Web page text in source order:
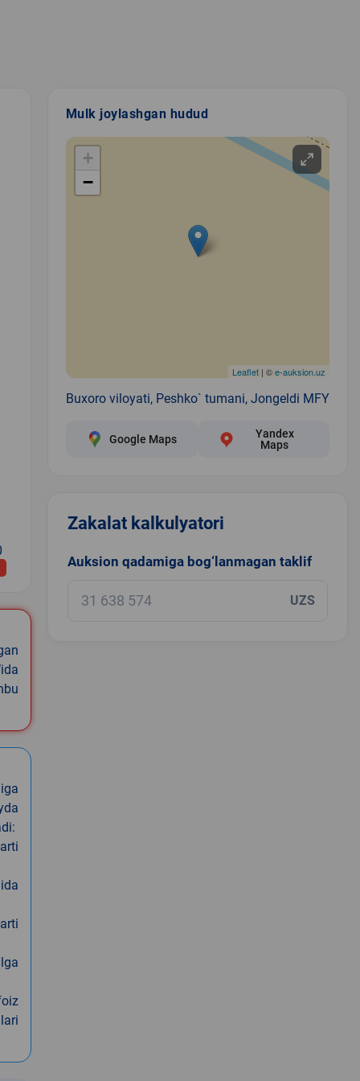
Mulk joylashgan hudud
+
−
Leaflet| ©e-auksion.uz
Buxoro viloyati, Peshko` tumani, Jongeldi MFY
Google Maps
Yandex
Maps
Zakalat kalkulyatori
Auksion qadamiga bog‘lanmagan taklif
UZS